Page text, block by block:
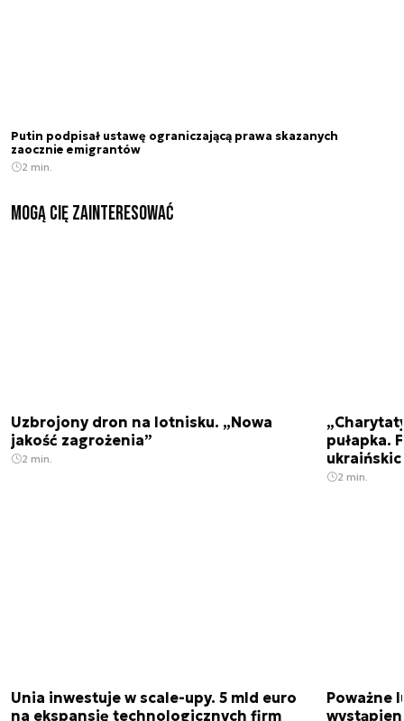
Putin podpisał ustawę ograniczającą prawa skazanych
zaocznie emigrantów
2 min.
Mogą Cię zainteresować
Uzbrojony dron na lotnisku. „Nowa
jakość zagrożenia”
2 min.
pułapka.
2 min.
Unia inwestuje w scale-upy. 5 mld euro
na ekspansję technologicznych firm
Poważne